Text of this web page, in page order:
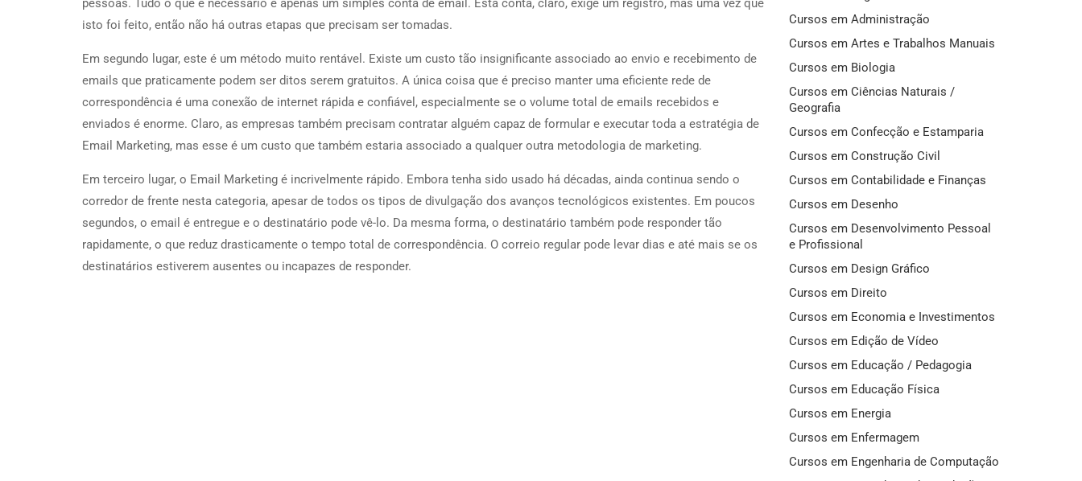
pessoas. Tudo o que é necessário é apenas um simples conta de email. Esta conta, claro, exige um registro, mas uma vez que
isto foi feito, então não há outras etapas que precisam ser tomadas.
Em segundo lugar, este é um método muito rentável. Existe um custo tão insignificante associado ao envio e recebimento de
emails que praticamente podem ser ditos serem gratuitos. A única coisa que é preciso manter uma eficiente rede de
correspondência é uma conexão de internet rápida e confiável, especialmente se o volume total de emails recebidos e
enviados é enorme. Claro, as empresas também precisam contratar alguém capaz de formular e executar toda a estratégia de
Email Marketing, mas esse é um custo que também estaria associado a qualquer outra metodologia de marketing.
Em terceiro lugar, o Email Marketing é incrivelmente rápido. Embora tenha sido usado há décadas, ainda continua sendo o
corredor de frente nesta categoria, apesar de todos os tipos de divulgação dos avanços tecnológicos existentes. Em poucos
segundos, o email é entregue e o destinatário pode vê-lo. Da mesma forma, o destinatário também pode responder tão
rapidamente, o que reduz drasticamente o tempo total de correspondência. O correio regular pode levar dias e até mais se os
destinatários estiverem ausentes ou incapazes de responder.
Cursos em Administração
Cursos em Artes e Trabalhos Manuais
Cursos em Biologia
Cursos em Ciências Naturais /
Geografia
Cursos em Confecção e Estamparia
Cursos em Construção Civil
Cursos em Contabilidade e Finanças
Cursos em Desenho
Cursos em Desenvolvimento Pessoal
e Profissional
Cursos em Design Gráfico
Cursos em Direito
Cursos em Economia e Investimentos
Cursos em Edição de Vídeo
Cursos em Educação / Pedagogia
Cursos em Educação Física
Cursos em Energia
Cursos em Enfermagem
Cursos em Engenharia de Computação